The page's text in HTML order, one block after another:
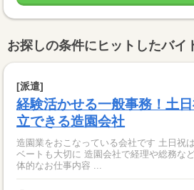
お探しの条件にヒットしたバイ
[派遣]
経験活かせる一般事務！土
立できる造園会社
造園業をおこなっている会社です 土日祝
ベートも大切に 造園会社で経理や総務な
体的なお仕事内容 ...